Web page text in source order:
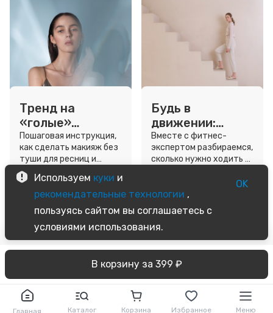
Главная Каталог Корзина Избранное Меню
В корзину за 399 ₽
Тренд на
«голые»
ресницы: как
выглядеть
свежо, не
используя тушь
Пошаговая инструкция,
как сделать макияж без
туши для ресниц и
звёздный образ для
вдохновения.
Советы
Будь в
движении:
сколько нужно
шагов для
красоты и
Вместе с фитнес-
экспертом разбираемся,
сколько нужно ходить и
Используем куки и
рекомендательные технологии ,
пользуясь сайтом вы соглашаетесь с
условиями использования.
OK